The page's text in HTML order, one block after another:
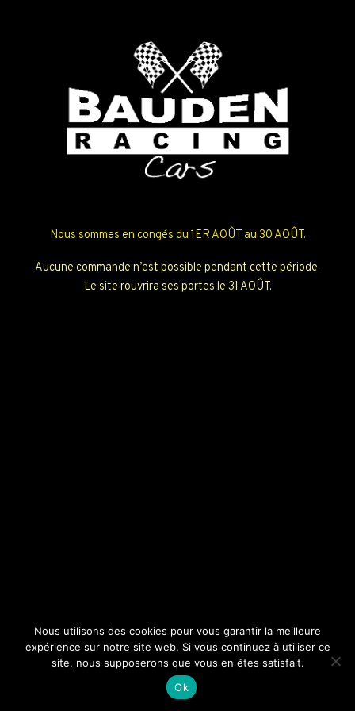
Nous sommes en congés du 1ER AOÛT au 30 AOÛT.
Aucune commande n’est possible pendant cette période.
Le site rouvrira ses portes le 31 AOÛT.
Nous utilisons des cookies pour vous garantir la meilleure
expérience sur notre site web. Si vous continuez à utiliser ce
site, nous supposerons que vous en êtes satisfait.
Ok